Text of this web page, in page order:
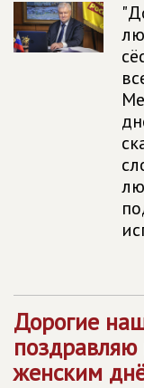
Дорогие
женским